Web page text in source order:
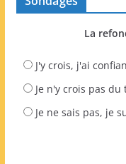
La
J'y crois, j'ai
Je n'y crois pas du
Je ne sais pas, je